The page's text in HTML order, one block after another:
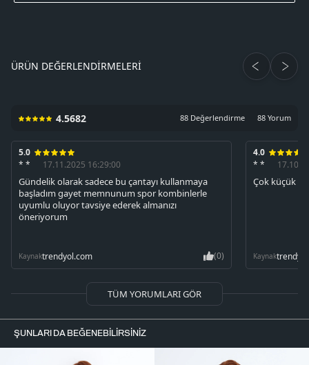
ÜRÜN DEĞERLENDIRMELERI
4.5682 88 Değerlendirme 88 Yorum
5.0
* *
17.11.2025 16:29:00
Gündelik olarak sadece bu çantayı kullanmaya
başladım gayet memnunum spor kombinlerle
uyumlu oluyor tavsiye ederek almanızı
öneriyorum
Kaynaktrendyol.com (0)
4.0
* *
Çok küçük
Kaynak
TÜM YORUMLARI GÖR
ŞUNLARI DA BEĞENEBILIRSINIZ